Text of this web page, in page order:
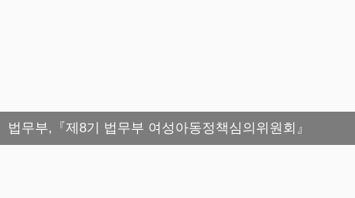
법무부,『제8기 법무부 여성아동정책심의위원회』